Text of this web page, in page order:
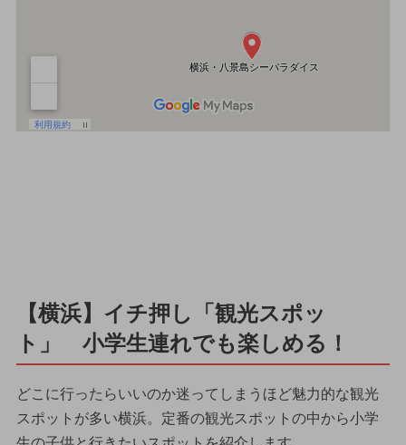
【横浜】イチ押し「観光スポッ
ト」 小学生連れでも楽しめる！
どこに行ったらいいのか迷ってしまうほど魅力的な観光
スポットが多い横浜。定番の観光スポットの中から小学